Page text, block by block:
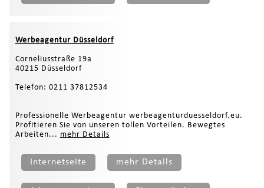
Werbeagentur Düsseldorf
Corneliusstraße 19a
40215 Düsseldorf
Telefon: 0211 37812534
Professionelle Werbeagentur werbeagenturduesseldorf.eu.
Profitieren Sie von unseren tollen Vorteilen. Bewegtes
Arbeiten... mehr Details
Internetseite mehr Details